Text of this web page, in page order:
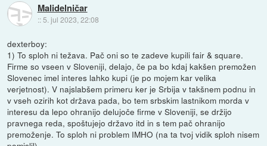
Malidelničar
:: 5. jul 2023, 22:08
dexterboy:
1) To sploh ni težava. Pač oni so te zadeve kupili fair & square.
Firme so vseen v Sloveniji, delajo, če pa bo kdaj kakšen premožen
Slovenec imel interes lahko kupi (je po mojem kar velika
verjetnost). V najslabšem primeru ker je Srbija v takšnem podnu in
v vseh ozirih kot država pada, bo tem srbskim lastnikom morda v
interesu da lepo ohranijo delujoče firme v Sloveniji, se držijo
pravnega reda, spoštujejo državo itd in s tem pač ohranijo
premoženje. To sploh ni problem IMHO (na ta tvoj vidik sploh nisem